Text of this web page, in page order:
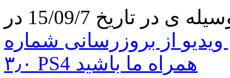
از بروزرسانی شماره
۳٫۰ PS4 همراه ما باشید